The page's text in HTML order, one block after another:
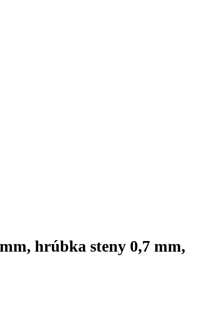
hrúbka steny 0,7 mm,